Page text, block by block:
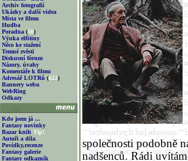
Archiv fotografií
Ukázky a další videa
Místa ve filmu
Hudba
Poradna (50)
Výuka elfštiny
Něco ke stažení
Temné zvěsti
Diskusní fórum
Názory, úvahy
Komentáře k filmu
Adresář LOTRů (622)
Bannery webu
WebRing
Odkazy
Kdo jsem já ...
Fantasy novinky
Bazar knih Tip!
Autoři a díla
Povídky,recenze
Fantasy galerie
Fantasy odkazník
společnosti podobně
nadšenců. Rádi